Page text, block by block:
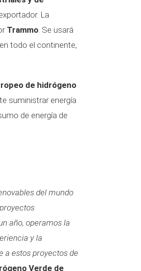
La
Trammo. Se usará
todo el continente,
de hidrógeno
suministrar energía
de energía de
del mundo
año, operamos la
y la
a estos proyectos de
Verde de